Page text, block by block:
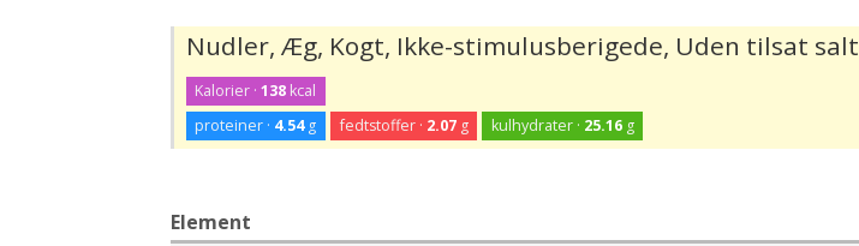
Nudler, Æg, Kogt, Ikke-stimulusberigede, Uden tilsat salt
Kalorier ·138 kcal
proteiner · 4.54g fedtstoffer · 2.07g kulhydrater · 25.16g
Element